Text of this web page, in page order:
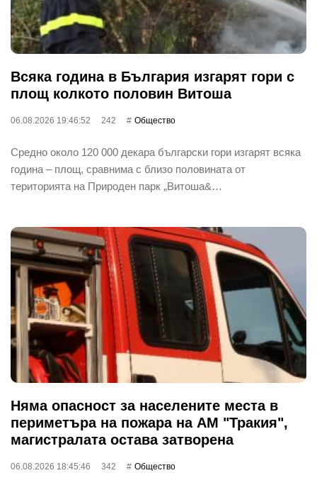
Всяка година в България изгарят гори с
площ колкото половин Витоша
06.08.2026 19:46:52 242 Общество
Средно около 120 000 декара български гори изгарят всяка
година – площ, сравнима с близо половината от
територията на Природен парк „Витоша&…
Няма опасност за населените места в
периметъра на пожара на АМ "Тракия",
магистралата остава затворена
06.08.2026 18:45:46 342 Общество